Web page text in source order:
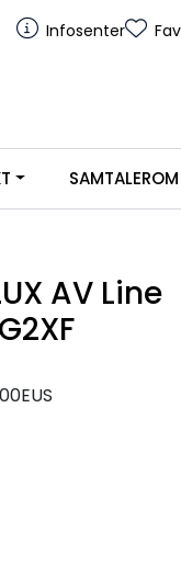
Infosenter
SAMTALEROM
AV Line